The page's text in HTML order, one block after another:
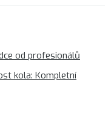
od profesionálů
kola: Kompletní